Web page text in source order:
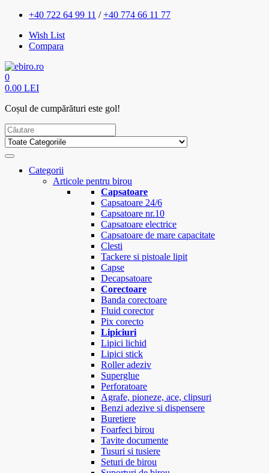
+40 722 64 99 11 /+40 774 66 11 77
Wish List
Compara
0
0.00 LEI
Coșul de cumpărături este gol!
Categorii
Articole pentru birou
Capsatoare
Capsatoare 24/6
Capsatoare nr.10
Capsatoare electrice
Capsatoare de mare capacitate
Clesti
Tackere si pistoale lipit
Capse
Decapsatoare
Corectoare
Banda corectoare
Fluid corector
Pix corecto
Lipiciuri
Lipici lichid
Lipici stick
Roller adeziv
Superglue
Perforatoare
Agrafe, pioneze, ace, clipsuri
Benzi adezive si dispensere
Buretiere
Foarfeci birou
Tavite documente
Tusuri si tusiere
Seturi de birou